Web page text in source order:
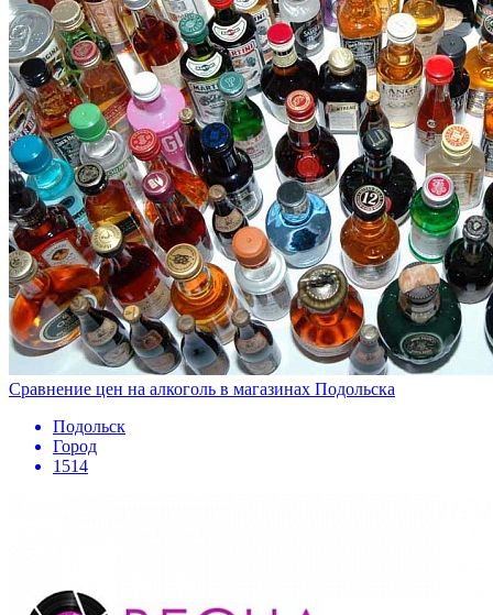
Сравнение цен на алкоголь в магазинах Подольска
Подольск
Город
1514